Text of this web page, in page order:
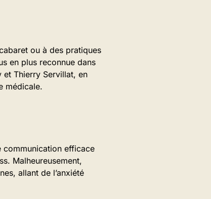
ou à des pratiques
en plus reconnue dans
et Thierry Servillat, en
médicale.
communication efficace
Malheureusement,
allant de l’anxiété